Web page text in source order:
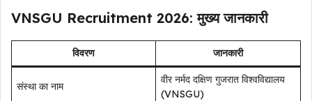
VNSGU Recruitment 2026: मुख्य जानकारी
विवरण जानकारी
संस्था का नाम
वीर नर्मद दक्षिण गुजरात विश्वविद्यालय
(VNSGU)